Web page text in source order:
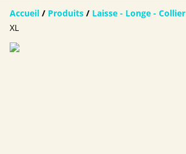
Accueil / Produits / Laisse - Longe - Collier
XL